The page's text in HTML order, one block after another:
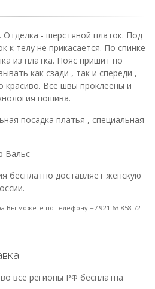
Отделка - шерстяной платок. Под
к телу не прикасается. По спинке
из платка. Пояс пришит по
как сзади , так и спереди ,
красиво. Все швы проклеены и
пошива.
посадка платья , специальная
Вальс
бесплатно доставляет женскую
Вы можете по телефону +7 921 63 858 72
все регионы РФ бесплатна